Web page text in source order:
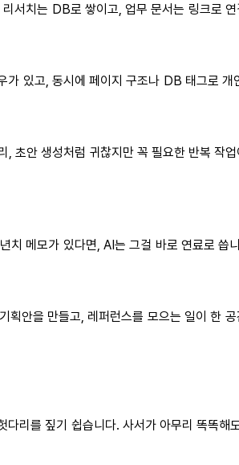
서치는 DB로 쌓이고, 업무 문서는 링크로
있고, 동시에 페이지 구조나 DB 태그로
초안 생성처럼 귀찮지만 꼭 필요한 반복 작
메모가 있다면, AI는 그걸 바로 연료로 씁
안을 만들고, 레퍼런스를 모으는 일이 한
리를 짚기 쉽습니다. 사서가 아무리 똑똑